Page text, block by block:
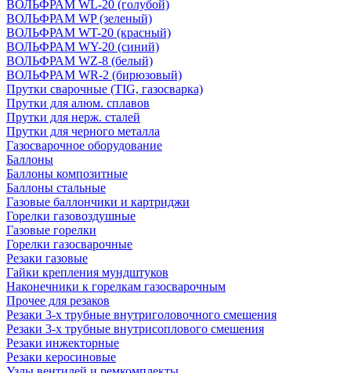
ВОЛЬФРАМ WL-20 (голубой)
ВОЛЬФРАМ WP (зеленый)
ВОЛЬФРАМ WT-20 (красный)
ВОЛЬФРАМ WY-20 (синий)
ВОЛЬФРАМ WZ-8 (белый)
ВОЛЬФРАМ WR-2 (бирюзовый)
Прутки сварочные (TIG, газосварка)
Прутки для алюм. сплавов
Прутки для нерж. сталей
Прутки для черного металла
Газосварочное оборудование
Баллоны
Баллоны композитные
Баллоны стальные
Газовые баллончики и картриджи
Горелки газовоздушные
Газовые горелки
Горелки газосварочные
Резаки газовые
Гайки крепления мундштуков
Наконечники к горелкам газосварочным
Прочее для резаков
Резаки 3-х трубные внутриголовочного смешения
Резаки 3-х трубные внутрисоплового смешения
Резаки инжекторные
Резаки керосиновые